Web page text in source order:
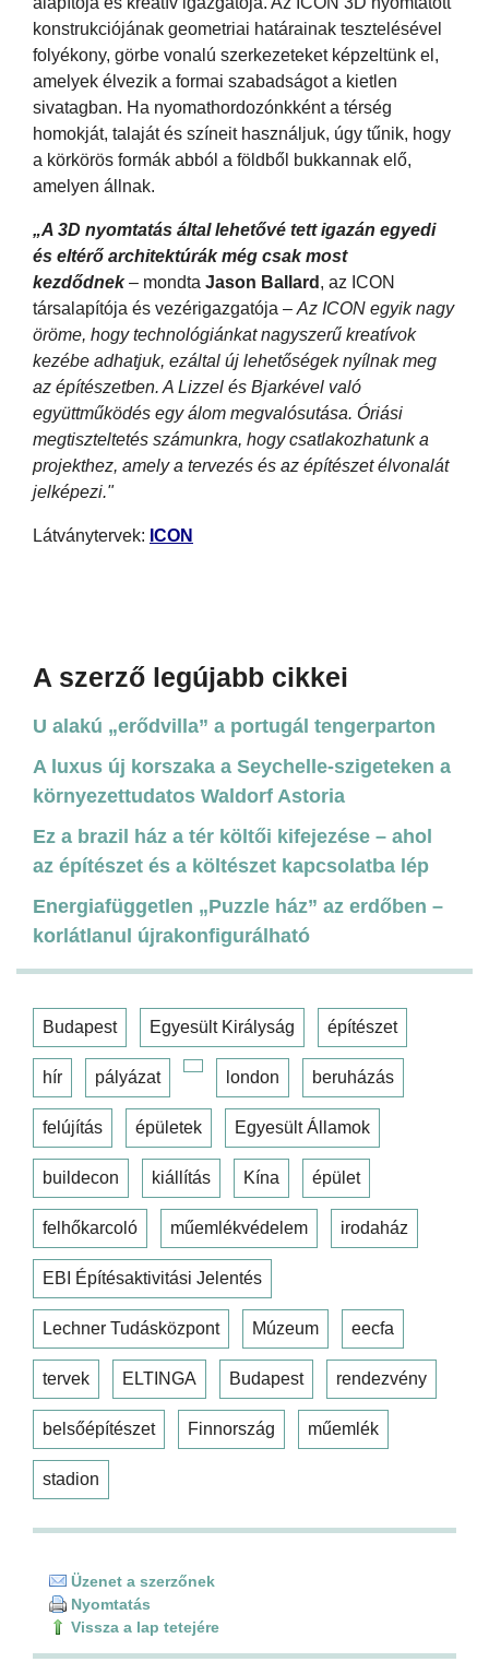
konstrukciójának geometriai határainak tesztelésével
folyékony, görbe vonalú szerkezeteket képzeltünk el,
amelyek élvezik a formai szabadságot a kietlen
sivatagban. Ha nyomathordozónkként a térség
homokját, talaját és színeit használjuk, úgy tűnik, hogy
a körkörös formák abból a földből bukkannak elő,
amelyen állnak.
„A 3D nyomtatás által lehetővé tett igazán egyedi
és eltérő architektúrák még csak most
kezdődnek– mondta Jason Ballard , az ICON
társalapítója és vezérigazgatója – Az ICON egyik nagy
öröme, hogy technológiánkat nagyszerű kreatívok
kezébe adhatjuk, ezáltal új lehetőségek nyílnak meg
az építészetben. A Lizzel és Bjarkével való
együttműködés egy álom megvalósutása. Óriási
megtiszteltetés számunkra, hogy csatlakozhatunk a
projekthez, amely a tervezés és az építészet élvonalát
jelképezi."
Látványtervek: ICON
A szerző legújabb cikkei
U alakú „erődvilla” a portugál tengerparton
A luxus új korszaka a Seychelle-szigeteken a
környezettudatos Waldorf Astoria
Ez a brazil ház a tér költői kifejezése – ahol
az építészet és a költészet kapcsolatba lép
Energiafüggetlen „Puzzle ház” az erdőben –
korlátlanul újrakonfigurálható
Budapest Egyesült Királyság építészet
hír pályázat london beruházás
felújítás épületek Egyesült Államok
buildecon kiállítás Kína épület
felhőkarcoló műemlékvédelem irodaház
EBI Építésaktivitási Jelentés
Lechner Tudásközpont Múzeum eecfa
tervek ELTINGA Budapest rendezvény
belsőépítészet Finnország műemlék
stadion
Üzenet a szerzőnek
Nyomtatás
Vissza a lap tetejére